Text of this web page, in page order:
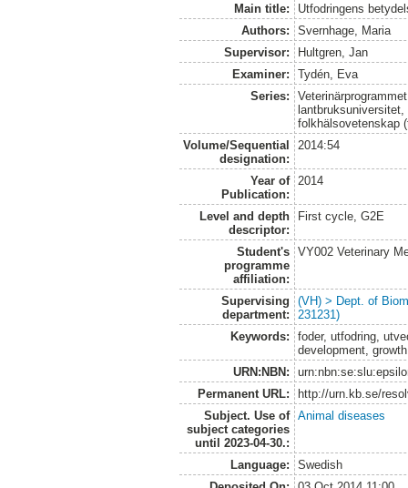
Main title:
Utfodringens
Authors:
Svernhage, Maria
Supervisor:
Hultgren, Jan
Examiner:
Tydén, Eva
Series:
folkhälsovetenskap
Volume/Sequential
designation:
2014:54
Year of
Publication:
2014
Level and depth
descriptor:
First cycle, G2E
Student's
programme
affiliation:
VY002 Veterinary
Supervising
department:
(VH) > Dept. of
231231)
Keywords:
foder, utfodring,
development,
URN:NBN:
Permanent URL:
http://urn.kb.se/
Subject. Use of
subject categories
until 2023-04-30.:
Animal diseases
Language:
Swedish